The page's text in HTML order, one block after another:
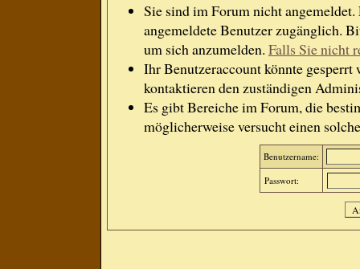
Sie sind im Forum nicht
angemeldete Benutzer zugänglich.
um sich anzumelden. Falls Sie nicht
Ihr Benutzeraccount könnte gesperrt
kontaktieren den zuständigen
Es gibt Bereiche im Forum, die
möglicherweise versucht einen
Benutzername:
Passwort: